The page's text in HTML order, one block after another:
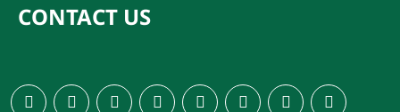
CONTACT US